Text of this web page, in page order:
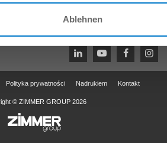
Ablehnen
Polityka prywatności Nadrukiem Kontakt
© ZIMMER GROUP 2026